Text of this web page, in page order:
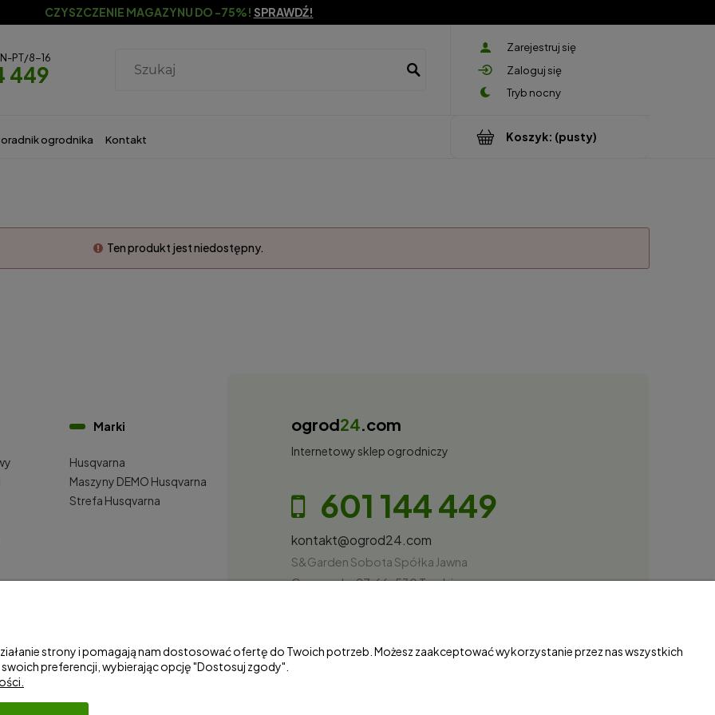
CZYSZCZENIE MAGAZYNU DO -75%! SPRAWDŹ!
Zarejestruj się
Zaloguj się
PT/8-16
449
Koszyk: (pusty)
ogrodnika Kontakt
Ten produkt jest niedostępny.
ogrod24.com
Internetowy sklep ogrodniczy
601 144 449
kontakt@ogrod24.com
S&Garden Sobota Spółka Jawna
Gorzowska 27, 66-530 Trzebicz
Marki
Husqvarna
Maszyny DEMO Husqvarna
Strefa Husqvarna
strony i pomagają nam dostosować ofertę do Twoich potrzeb. Możesz zaakceptować wykorzystanie przez nas wszystkich
preferencji, wybierając opcję "Dostosuj zgody".